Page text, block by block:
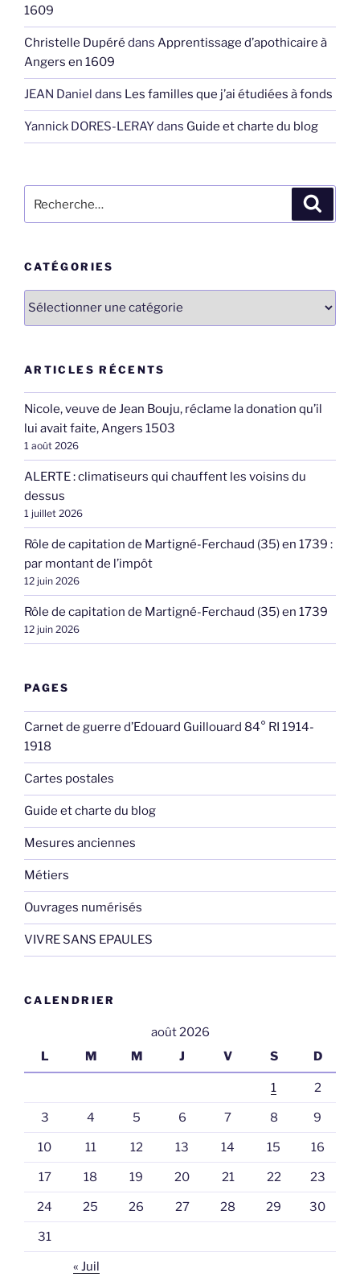
1609
Christelle Dupéré dans Apprentissage d’apothicaire à
Angers en 1609
JEAN Daniel dans Les familles que j’ai étudiées à fonds
Yannick DORES-LERAYdans Guide et charte du blog
pour
CATÉGORIES
Catégories
ARTICLES RÉCENTS
Nicole, veuve de Jean Bouju, réclame la donation qu’il
lui avait faite, Angers 1503
1 août 2026
ALERTE : climatiseurs qui chauffent les voisins du
dessus
1 juillet 2026
Rôle de capitation de Martigné-Ferchaud (35) en 1739 :
par montant de l’impôt
12 juin 2026
Rôle de capitation de Martigné-Ferchaud (35) en 1739
12 juin 2026
PAGES
Carnet de guerre d’Edouard Guillouard 84° RI 1914-
1918
Cartes postales
Guide et charte du blog
Mesures anciennes
Métiers
Ouvrages numérisés
VIVRE SANS EPAULES
CALENDRIER
août 2026
L
M M J V S D
1 2
3 4 5 6 7 8 9
10 11 12 13 14 15 16
17 18 19 20 21 22 23
24 25 26 27 28 29 30
31
« Juil